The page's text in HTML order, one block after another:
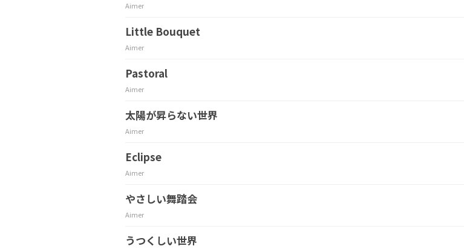
Aimer
Little Bouquet
Aimer
Pastoral
Aimer
太陽が昇らない世界
Aimer
Eclipse
Aimer
やさしい舞踏会
Aimer
うつくしい世界